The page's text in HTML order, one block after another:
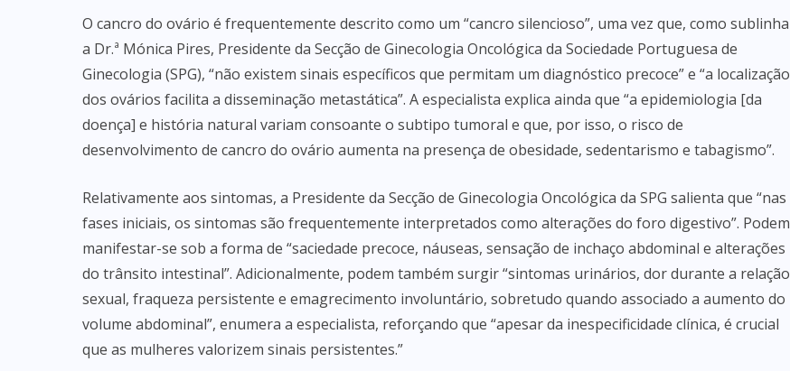
O cancro do ovário é frequentemente descrito como um “cancro silencioso”, uma vez que, como sublinha
a Dr.ª Mónica Pires, Presidente da Secção de Ginecologia Oncológica da Sociedade Portuguesa de
Ginecologia (SPG), “não existem sinais específicos que permitam um diagnóstico precoce” e “a localização
dos ovários facilita a disseminação metastática”. A especialista explica ainda que “a epidemiologia [da
doença] e história natural variam consoante o subtipo tumoral e que, por isso, o risco de
desenvolvimento de cancro do ovário aumenta na presença de obesidade, sedentarismo e tabagismo”.
Relativamente aos sintomas, a Presidente da Secção de Ginecologia Oncológica da SPG salienta que “nas
fases iniciais, os sintomas são frequentemente interpretados como alterações do foro digestivo”. Podem
manifestar-se sob a forma de “saciedade precoce, náuseas, sensação de inchaço abdominal e alterações
do trânsito intestinal”. Adicionalmente, podem também surgir “sintomas urinários, dor durante a relação
sexual, fraqueza persistente e emagrecimento involuntário, sobretudo quando associado a aumento do
volume abdominal”, enumera a especialista, reforçando que “apesar da inespecificidade clínica, é crucial
que as mulheres valorizem sinais persistentes.”